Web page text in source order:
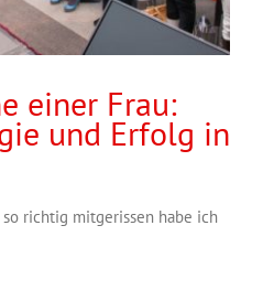
einer Frau:
und Erfolg in
richtig mitgerissen habe ich